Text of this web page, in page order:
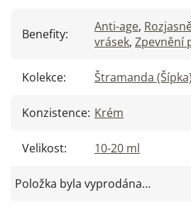
Benefity: Anti-age,
vrásek, Zpevnění
Kolekce: Štramanda (Šípka)
Konzistence: Krém
Velikost: 10-20 ml
Položka byla vyprodána…